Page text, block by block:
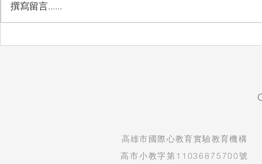
撰寫留言......
​高雄市國際心教育實驗教育機構
高市小教字第11036875700號